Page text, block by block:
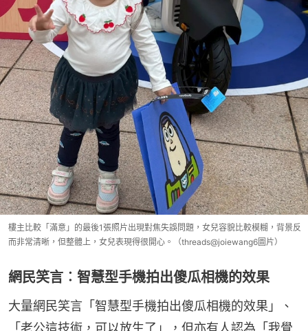
樓主比較「滿意」的最後1張照片出現對焦失誤問題，女兒容貌比較模糊，背景反
而非常清晰，但整體上，女兒表現得很開心。（threads@joiewang6圖片）
網民笑言︰智慧型手機拍出傻瓜相機的效果
大量網民笑言「智慧型手機拍出傻瓜相機的效果」、
「老公這技術，可以放生了」，但亦有人認為「我覺